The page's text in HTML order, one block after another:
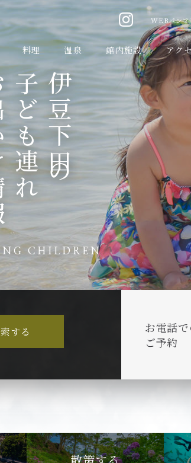
WEBパンフ
料理 温泉 館内施設 アク
する
お電話で
ご予約
伊豆下田の
子ども連れ
CHILDREN